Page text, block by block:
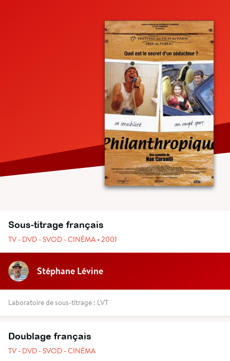
Sous-titrage français
TV - DVD - SVOD - CINÉMA • 2001
Stéphane Lévine
Laboratoire de sous-titrage : LVT
Doublage français
TV - DVD - SVOD - CINÉMA